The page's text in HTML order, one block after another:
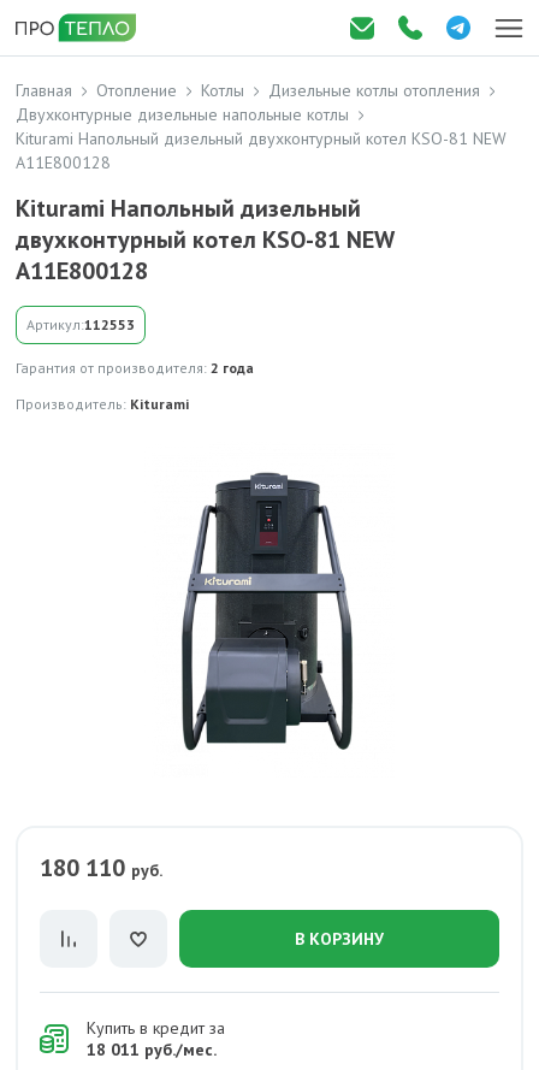
Главная Отопление Котлы
Дизельные котлы отопления
Двухконтурные дизельные напольные котлы
Kiturami Напольный дизельный двухконтурный котел KSO-81 NEW
A11E800128
Kiturami Напольный дизельный
двухконтурный котел KSO-81 NEW
A11E800128
Артикул:112553
Гарантия от производителя: 2 года
Производитель: Kiturami
180 110 руб.
В КОРЗИНУ
Купить в кредит за
18 011 руб./мес.